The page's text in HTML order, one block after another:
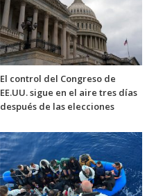
El control del Congreso de
EE.UU. sigue en el aire tres días
después de las elecciones